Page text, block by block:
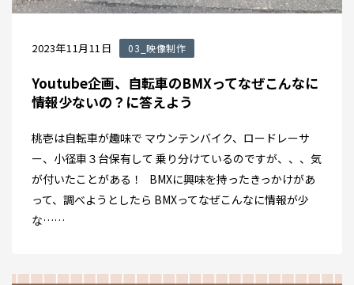
2023年11月11日 03_映像制作
Youtube企画、自転車のBMXってなぜこんなに
情報少ないの？に答えよう
桃壱は自転車が趣味で マウンテンバイク、ロードレーサ
ー、小径車３台保有して 乗り分けているのですが、、、気
が付いたことがある！ BMXに興味を持ったきっかけがあ
って、調べようとしたら BMXってなぜこんなに情報が少
な……